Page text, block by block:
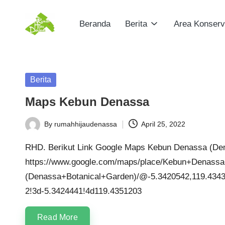
u
m
a
h
H
ij
a
Harmoni
Beranda Berita Area
Posted
Berita
Maps Kebun Denassa
Posted
by
By rumahhijaudenassa April 25, 2022
RHD. Berikut Link Google Maps Kebun Denassa
https://www.google.com/maps/place/
(Denassa+Botanical+Garden)/@-
2!3d-5.3424441!4d119.4351203
Read More